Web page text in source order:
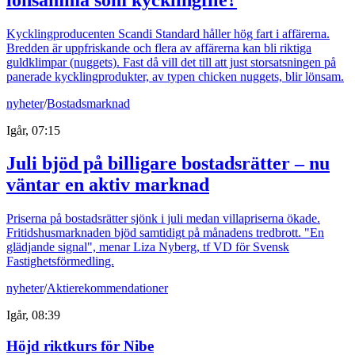
Kycklingproducenten Scandi Standard håller hög fart i affärerna.
Bredden är uppfriskande och flera av affärerna kan bli riktiga
guldklimpar (nuggets). Fast då vill det till att just storsatsningen på
panerade kycklingprodukter, av typen chicken nuggets, blir lönsam.
nyheter/Bostadsmarknad
Igår, 07:15
Juli bjöd på billigare bostadsrätter – nu
väntar en aktiv marknad
Priserna på bostadsrätter sjönk i juli medan villapriserna ökade.
Fritidshusmarknaden bjöd samtidigt på månadens tredbrott. "En
glädjande signal", menar Liza Nyberg, tf VD för Svensk
Fastighetsförmedling.
nyheter/Aktierekommendationer
Igår, 08:39
Höjd riktkurs för Nibe